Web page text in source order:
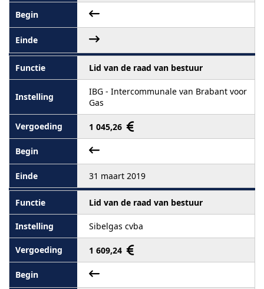
Lid van de raad van bestuur
IBG - Intercommunale van Brabant voor
Gas
1 045,26
31 maart 2019
Lid van de raad van bestuur
Sibelgas cvba
1 609,24